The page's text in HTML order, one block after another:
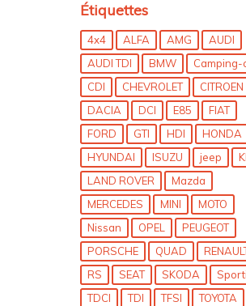
Étiquettes
4x4 ALFA AMG
AUDI
AUDI TDI
BMW
Camping-
CDI
CHEVROLET
CITROEN
DACIA
DCI E85
FIAT
FORD
GTI HDI
HONDA
HYUNDAI
ISUZU jeep
LAND ROVER
Mazda
MERCEDES
MINI
MOTO
Nissan
OPEL
PEUGEOT
PORSCHE
QUAD
RS
SEAT SKODA
TDCI
TDI TFSI TOYOTA